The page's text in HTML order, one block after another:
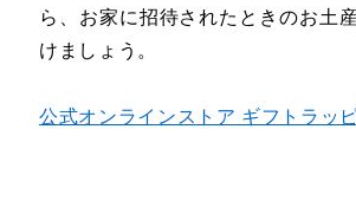
ら、お家に招待されたときのお土
けましょう。
公式オンラインストア ギフトラッ